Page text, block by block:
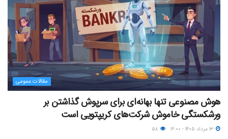
مقالات عمومی
هوش مصنوعی تنها بهانه‌ای برای سرپوش گذاشتن بر
ورشکستگی خاموش شرکت‌های کریپتویی است